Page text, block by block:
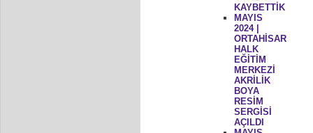
KAYBETTİK
MAYIS
2024 |
ORTAHİSAR
HALK
EĞİTİM
MERKEZİ
AKRİLİK
BOYA
RESİM
SERGİSİ
AÇILDI